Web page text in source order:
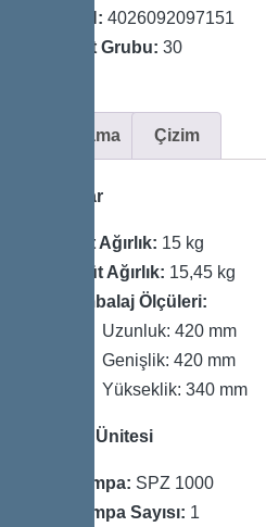
GTIN: 4026092097151
Fiyat Grubu: 30
Açıklama Çizim
Boyutlar
Net Ağırlık: 15 kg
Brüt Ağırlık: 15,45 kg
Ambalaj Ölçüleri:
Uzunluk: 420 mm
Genişlik: 420 mm
Yükseklik: 340 mm
Pompa Ünitesi
Pompa: SPZ 1000
Pompa Sayısı: 1